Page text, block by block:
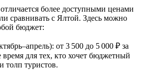
более доступными ценами
сравнивать с Ялтой. Здесь можно
бюджет:
от 3 500 до 5 000 ₽ за
для тех, кто хочет бюджетный
толп туристов.